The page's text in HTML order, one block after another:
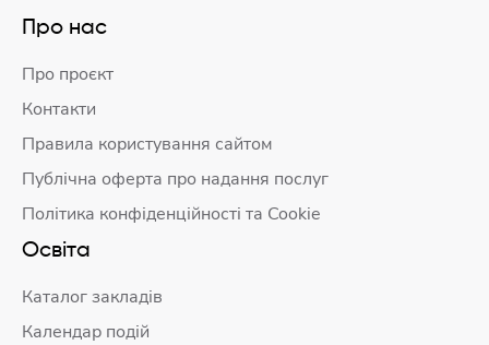
Про нас
Про проєкт
Контакти
Правила користування сайтом
Публічна оферта про надання послуг
Політика конфіденційності та Cookie
Освіта
Каталог закладів
Календар подій